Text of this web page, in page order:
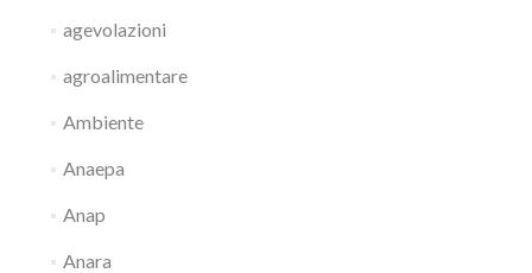
agevolazioni
agroalimentare
Ambiente
Anaepa
Anap
Anara